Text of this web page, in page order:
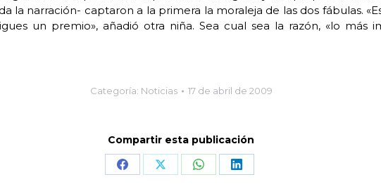
la narración- captaron a la primera la moraleja de las dos fábulas.
un premio», añadió otra niña. Sea cual sea la razón, «lo más
Categoría: Noticias 17 de abril de 2009
Compartir esta publicación
Share Share Share Share